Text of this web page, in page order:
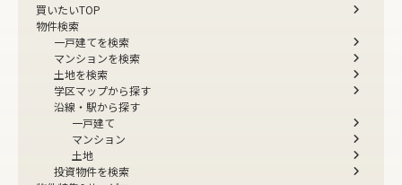
買いたいTOP
物件検索
一戸建てを検索
マンションを検索
土地を検索
学区マップから探す
沿線・駅から探す
一戸建て
マンション
土地
投資物件を検索